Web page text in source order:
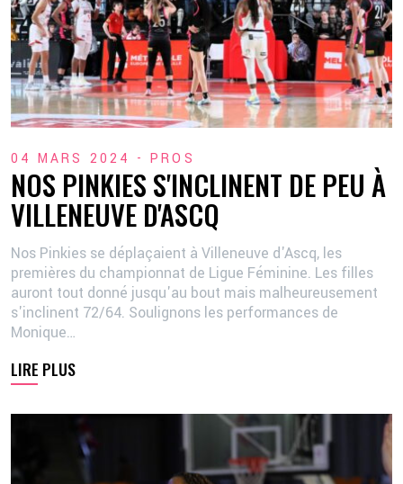
04 MARS 2024 - PROS
NOS PINKIES S'INCLINENT DE PEU À
VILLENEUVE D'ASCQ
Nos Pinkies se déplaçaient à Villeneuve d'Ascq, les
premières du championnat de Ligue Féminine. Les filles
auront tout donné jusqu'au bout mais malheureusement
s'inclinent 72/64. Soulignons les performances de
Monique…
LIRE PLUS